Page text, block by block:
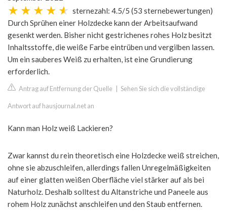
sternezahl: 4.5/5 (53 sternebewertungen)
Durch Sprühen einer Holzdecke kann der Arbeitsaufwand
gesenkt werden. Bisher nicht gestrichenes rohes Holz besitzt
Inhaltsstoffe, die weiße Farbe eintrüben und vergilben lassen.
Um ein sauberes Weiß zu erhalten, ist eine Grundierung
erforderlich.
Antrag auf Entfernung der Quelle Sehen Sie sich die vollständige
Antwort auf hausjournal.net an
Kann man Holz weiß Lackieren?
Zwar kannst du rein theoretisch eine Holzdecke weiß streichen,
ohne sie abzuschleifen, allerdings fallen Unregelmäßigkeiten
auf einer glatten weißen Oberfläche viel stärker auf als bei
Naturholz. Deshalb solltest du Altanstriche und Paneele aus
rohem Holz zunächst anschleifen und den Staub entfernen.